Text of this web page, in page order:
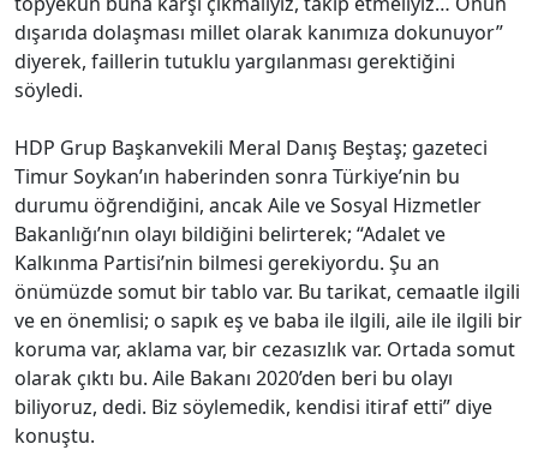
dışarıda dolaşması millet olarak kanımıza dokunuyor”
diyerek, faillerin tutuklu yargılanması gerektiğini
söyledi.
HDP Grup Başkanvekili Meral Danış Beştaş; gazeteci
Timur Soykan’ın haberinden sonra Türkiye’nin bu
durumu öğrendiğini, ancak Aile ve Sosyal Hizmetler
Bakanlığı’nın olayı bildiğini belirterek; “Adalet ve
Kalkınma Partisi’nin bilmesi gerekiyordu. Şu an
önümüzde somut bir tablo var. Bu tarikat, cemaatle ilgili
ve en önemlisi; o sapık eş ve baba ile ilgili, aile ile ilgili bir
koruma var, aklama var, bir cezasızlık var. Ortada somut
olarak çıktı bu. Aile Bakanı 2020’den beri bu olayı
biliyoruz, dedi. Biz söylemedik, kendisi itiraf etti” diye
konuştu.